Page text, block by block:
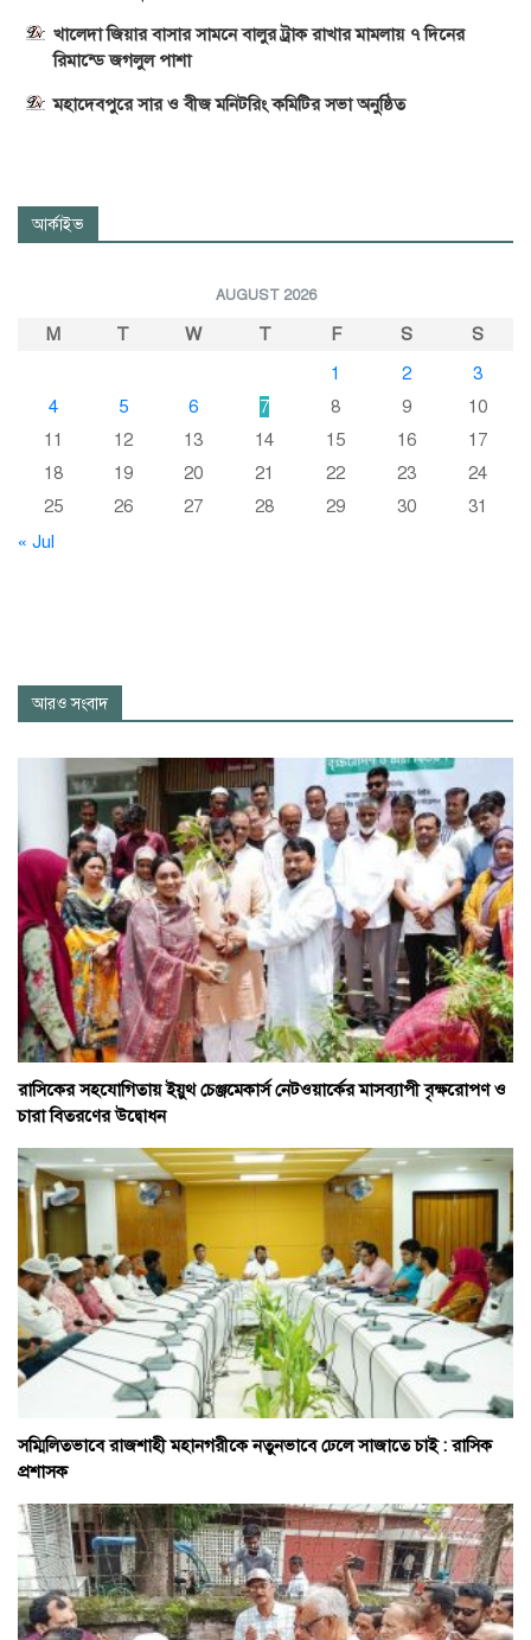
খালেদা জিয়ার বাসার সামনে বালুর ট্রাক রাখার মামলায় ৭ দিনের
রিমান্ডে জগলুল পাশা
মহাদেবপুরে সার ও বীজ মনিটরিং কমিটির সভা অনুষ্ঠিত
আর্কাইভ
AUGUST 2026
M T W T F S
S
1
2
3
4
5 6 7 8 9
10
11
12 13 14 15 16
17
18
19 20 21 22 23
24
25
26 27 28 29 30
31
« Jul
আরও সংবাদ
রাসিকের সহযোগিতায় ইয়ুথ চেঞ্জমেকার্স নেটওয়ার্কের মাসব্যাপী বৃক্ষরোপণ ও
চারা বিতরণের উদ্বোধন
সম্মিলিতভাবে রাজশাহী মহানগরীকে নতুনভাবে ঢেলে সাজাতে চাই : রাসিক
প্রশাসক